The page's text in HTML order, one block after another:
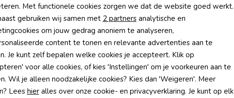
cookies Marketing cookies
Met functionele cookies zorgen we dat de website goed werkt.
gebruiken wij samen met 2 partnersanalytische en
om jouw gedrag anoniem te analyseren,
content te tonen en relevante advertenties aan te
Je kunt zelf bepalen welke cookies je accepteert. Klik op
voor alle cookies, of kies 'Instellingen' om je voorkeuren aan te
Wil je alleen noodzakelijke cookies? Kies dan 'Weigeren'. Meer
Lees hieralles over onze cookie- en privacyverklaring. Je kunt op elk